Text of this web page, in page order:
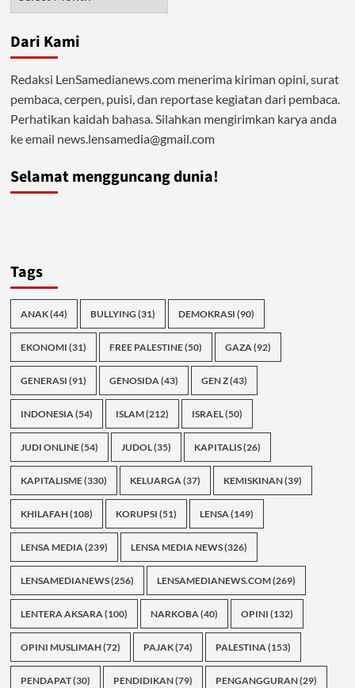
Dari Kami
Redaksi LenSamedianews.com menerima kiriman opini, surat
pembaca, cerpen, puisi, dan reportase kegiatan dari pembaca.
Perhatikan kaidah bahasa. Silahkan mengirimkan karya anda
ke email news.lensamedia@gmail.com
Selamat mengguncang dunia!
Tags
ANAK(44) BULLYING (31) DEMOKRASI (90)
EKONOMI (31) FREE PALESTINE(50) GAZA(92)
GENERASI (91) GENOSIDA(43) GEN Z(43)
INDONESIA(54) ISLAM(212) ISRAEL(50)
JUDI ONLINE(54) JUDOL(35) KAPITALIS(26)
KAPITALISME(330) KELUARGA(37) KEMISKINAN(39)
KHILAFAH(108) KORUPSI (51) LENSA(149)
LENSA MEDIA(239) LENSA MEDIA NEWS(326)
LENSAMEDIANEWS(256) LENSAMEDIANEWS.COM(269)
LENTERA AKSARA(100) NARKOBA(40) OPINI (132)
OPINI MUSLIMAH(72) PAJAK(74) PALESTINA(153)
PENDAPAT(30) PENDIDIKAN(79) PENGANGGURAN(29)